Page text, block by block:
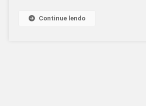
Continue lendo